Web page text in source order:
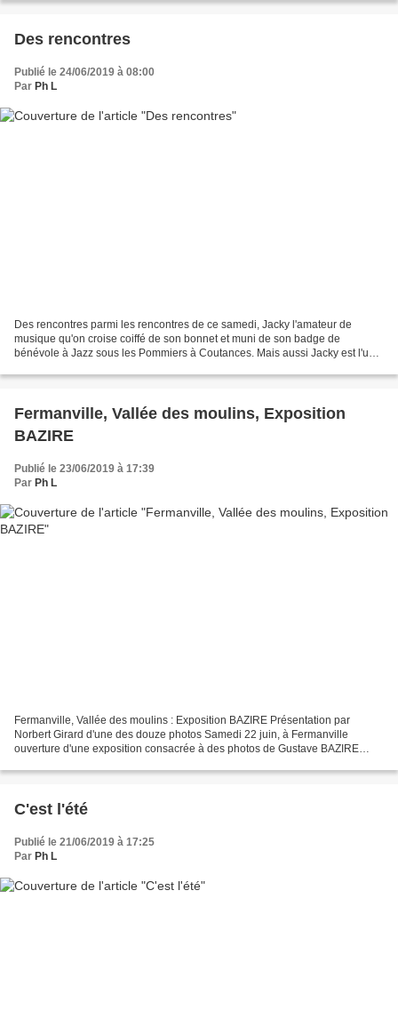
Des rencontres
Publié le 24/06/2019 à 08:00
Par Ph L
Des rencontres parmi les rencontres de ce samedi, Jacky l'amateur de
musique qu'on croise coiffé de son bonnet et muni de son badge de
bénévole à Jazz sous les Pommiers à Coutances. Mais aussi Jacky est l'un
Fermanville, Vallée des moulins, Exposition
BAZIRE
Publié le 23/06/2019 à 17:39
Par Ph L
Fermanville, Vallée des moulins : Exposition BAZIRE Présentation par
Norbert Girard d'une des douze photos Samedi 22 juin, à Fermanville
ouverture d'une exposition consacrée à des photos de Gustave BAZIRE
C'est l'été
Publié le 21/06/2019 à 17:25
Par Ph L